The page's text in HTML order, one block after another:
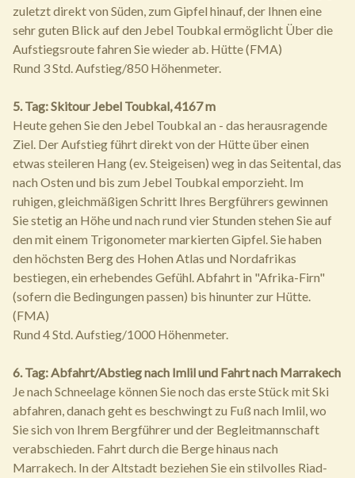
zuletzt direkt von Süden, zum Gipfel hinauf, der Ihnen eine
sehr guten Blick auf den Jebel Toubkal ermöglicht Über die
Aufstiegsroute fahren Sie wieder ab. Hütte (FMA)
Rund 3 Std. Aufstieg/850 Höhenmeter.
5. Tag: Skitour Jebel Toubkal, 4167 m
Heute gehen Sie den Jebel Toubkal an - das herausragende
Ziel. Der Aufstieg führt direkt von der Hütte über einen
etwas steileren Hang (ev. Steigeisen) weg in das Seitental, das
nach Osten und bis zum Jebel Toubkal emporzieht. Im
ruhigen, gleichmäßigen Schritt Ihres Bergführers gewinnen
Sie stetig an Höhe und nach rund vier Stunden stehen Sie auf
den mit einem Trigonometer markierten Gipfel. Sie haben
den höchsten Berg des Hohen Atlas und Nordafrikas
bestiegen, ein erhebendes Gefühl. Abfahrt in "Afrika-Firn"
(sofern die Bedingungen passen) bis hinunter zur Hütte.
(FMA)
Rund 4 Std. Aufstieg/1000 Höhenmeter.
6. Tag: Abfahrt/Abstieg nach Imlil und Fahrt nach Marrakech
Je nach Schneelage können Sie noch das erste Stück mit Ski
abfahren, danach geht es beschwingt zu Fuß nach Imlil, wo
Sie sich von Ihrem Bergführer und der Begleitmannschaft
verabschieden. Fahrt durch die Berge hinaus nach
Marrakech. In der Altstadt beziehen Sie ein stilvolles Riad-